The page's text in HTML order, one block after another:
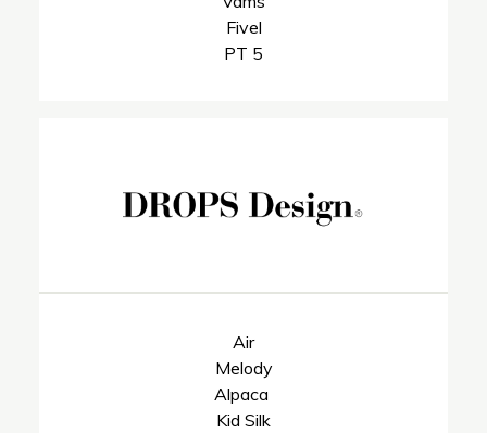
Fivel
PT 5
Air
Melody
Alpaca
Kid Silk